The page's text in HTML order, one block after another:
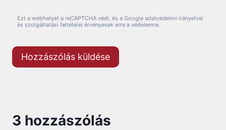
Ezt a webhelyet a reCAPTCHA védi, és a Google adatvédelmi irányelvei
és szolgáltatási feltételei érvényesek erre a védelemre.
3 hozzászólás